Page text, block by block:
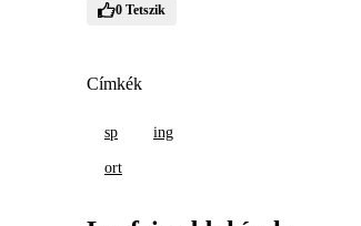
0 Tetszik
Címkék
sp ing
ort